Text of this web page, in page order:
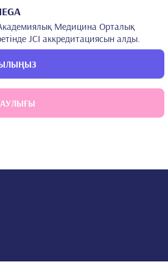
университетінің медицина факультеті
Медицина Орталық
JCI аккредитациясын алды.